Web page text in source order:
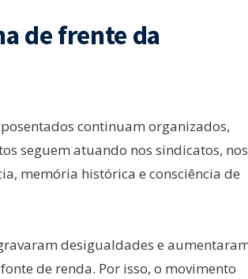
de frente da
continuam organizados,
seguem atuando nos sindicatos, nos
memória histórica e consciência de
desigualdades e
de renda. Por isso, o movimento